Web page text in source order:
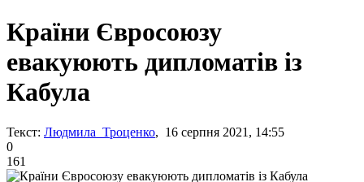
Країни Євросоюзу
евакуюють дипломатів із
Кабула
Текст: Людмила Троценко, 16 серпня 2021, 14:55
0
161